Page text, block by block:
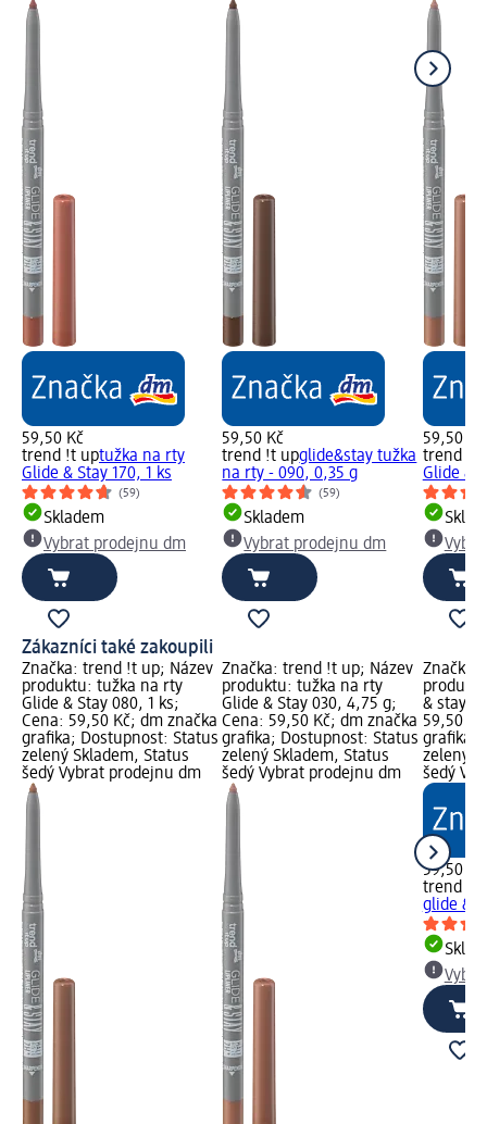
59,50 Kč
trend !t uptužka na rty
Glide & Stay 170, 1 ks
(59)
Skladem
Vybrat prodejnu dm
59,50 Kč
trend !t upglide&stay tužka
na rty - 090, 0,35 g
(59)
Skladem
Vybrat prodejnu dm
59,50 Kč
trend !t
Glide &
Zákazníci také zakoupili
Značka: trend !t up; Název
produktu: tužka na rty
Glide & Stay 080, 1 ks;
Cena: 59,50 Kč; dm značka
grafika; Dostupnost: Status
zelený Skladem, Status
šedý Vybrat prodejnu dm
Značka: trend !t up; Název
produktu: tužka na rty
Glide & Stay 030, 4,75 g;
Cena: 59,50 Kč; dm značka
grafika; Dostupnost: Status
zelený Skladem, Status
šedý Vybrat prodejnu dm
Značka:
& stay
59,50
grafika;
zelený
šedý
59,50 Kč
trend !t
glide &